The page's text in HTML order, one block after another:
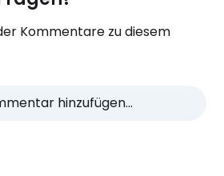
Kommentare zu diesem
hinzufügen...